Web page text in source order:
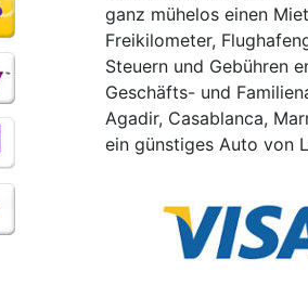
ganz mühelos einen
Freikilometer,
Steuern und Gebühren
Geschäfts- und
Agadir, Casablanca,
ein günstiges Auto von